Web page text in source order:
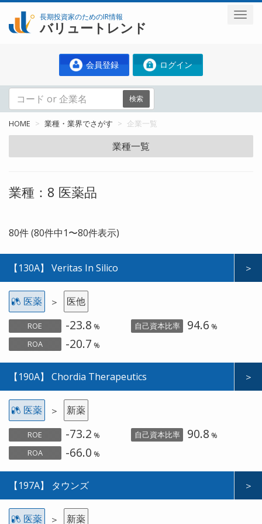
長期投資家のためのIR情報
バリュートレンド
会員登録 ログイン
検索
HOME 業種・業界でさがす 企業一覧
業種一覧
業種：8 医薬品
80件 (80件中1〜80件表示)
＞
【130A】 Veritas In Silico
医薬 ＞ 医他
ROE -23.8 % 自己資本比率 94.6 %
ROA
-20.7 %
＞
【190A】 Chordia Therapeutics
医薬 ＞ 新薬
ROE -73.2 % 自己資本比率 90.8 %
ROA
-66.0 %
＞
【197A】 タウンズ
医薬 ＞ 新薬